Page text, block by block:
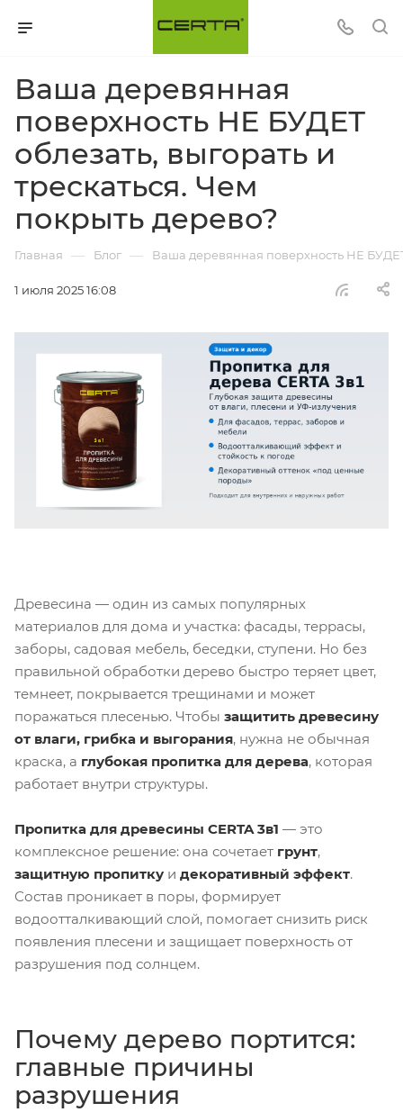
Ваша деревянная
поверхность НЕ БУДЕТ
облезать, выгорать и
трескаться. Чем
покрыть дерево?
Главная — Блог — Ваша деревянная поверхность НЕ
1 июля 2025 16:08
Древесина — один из самых популярных
материалов для дома и участка: фасады, террасы,
заборы, садовая мебель, беседки, ступени. Но без
правильной обработки дерево быстро теряет цвет,
темнеет, покрывается трещинами и может
поражаться плесенью. Чтобы защитить древесину
от влаги, грибка и выгорания, нужна не обычная
краска, а глубокая пропитка для дерева, которая
работает внутри структуры.
Пропитка для древесины CERTA 3в1 — это
комплексное решение: она сочетает грунт,
защитную пропитку и декоративный эффект.
Состав проникает в поры, формирует
водоотталкивающий слой, помогает снизить риск
появления плесени и защищает поверхность от
разрушения под солнцем.
Почему дерево портится:
главные причины
разрушения